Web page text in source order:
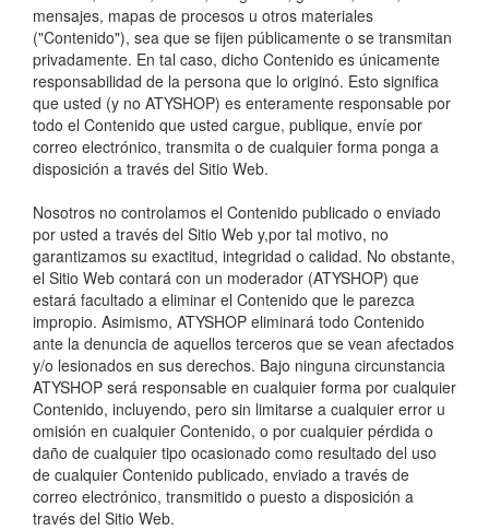
mensajes, mapas de procesos u otros materiales
("Contenido"), sea que se fijen públicamente o se transmitan
privadamente. En tal caso, dicho Contenido es únicamente
responsabilidad de la persona que lo originó. Esto significa
que usted (y no ATYSHOP) es enteramente responsable por
todo el Contenido que usted cargue, publique, envíe por
correo electrónico, transmita o de cualquier forma ponga a
disposición a través del Sitio Web.
Nosotros no controlamos el Contenido publicado o enviado
por usted a través del Sitio Web y,por tal motivo, no
garantizamos su exactitud, integridad o calidad. No obstante,
el Sitio Web contará con un moderador (ATYSHOP) que
estará facultado a eliminar el Contenido que le parezca
impropio. Asimismo, ATYSHOP eliminará todo Contenido
ante la denuncia de aquellos terceros que se vean afectados
y/o lesionados en sus derechos. Bajo ninguna circunstancia
ATYSHOP será responsable en cualquier forma por cualquier
Contenido, incluyendo, pero sin limitarse a cualquier error u
omisión en cualquier Contenido, o por cualquier pérdida o
daño de cualquier tipo ocasionado como resultado del uso
de cualquier Contenido publicado, enviado a través de
correo electrónico, transmitido o puesto a disposición a
través del Sitio Web.